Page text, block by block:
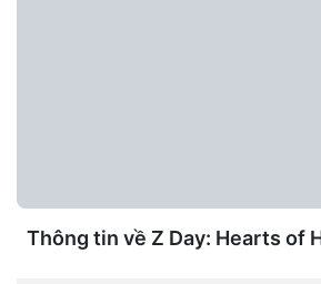
Thông tin về Z Day: Hearts of